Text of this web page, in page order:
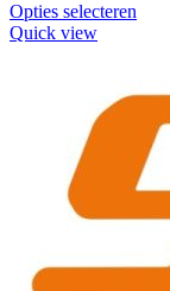
Opties selecteren
Deze
optie
kan
op
Quick view